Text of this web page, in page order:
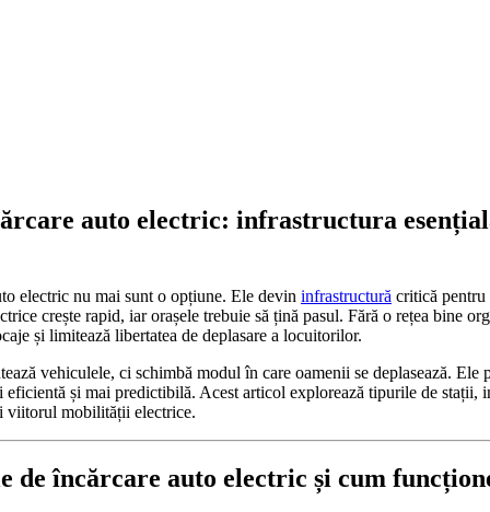
auto electric: infrastructura
electric nu mai sunt o opțiune. Ele devin infrastructură critică pentru
crește rapid, iar orașele trebuie să țină pasul. Fără o rețea bine
și limitează libertatea de deplasare a locuitorilor.
vehiculele, ci schimbă modul în care oamenii se deplasează. Ele
și mai predictibilă. Acest articol explorează tipurile de stații,
viitorul mobilității electrice.
de încărcare auto electric și cum